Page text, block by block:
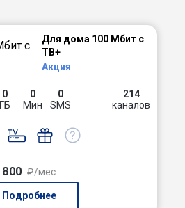
Для дома 100 Мбит с
ТВ+
Акция
0
ГБ
0
Мин
0
SMS
214
каналов
800 ₽/мес
Подробнее